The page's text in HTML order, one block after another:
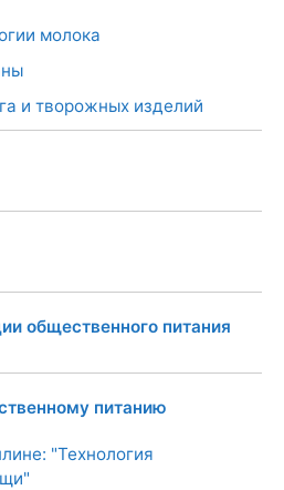
молока
и творожных изделий
общественного питания
питанию
"Технология